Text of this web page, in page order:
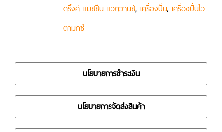
ดริ้งค์ แมชชีน แอดวานซ์, เครื่องปั่น, เครื่องปั่นไว
ตามิกซ์
นโยบายการชำระเงิน
นโยบายการจัดส่งสินค้า